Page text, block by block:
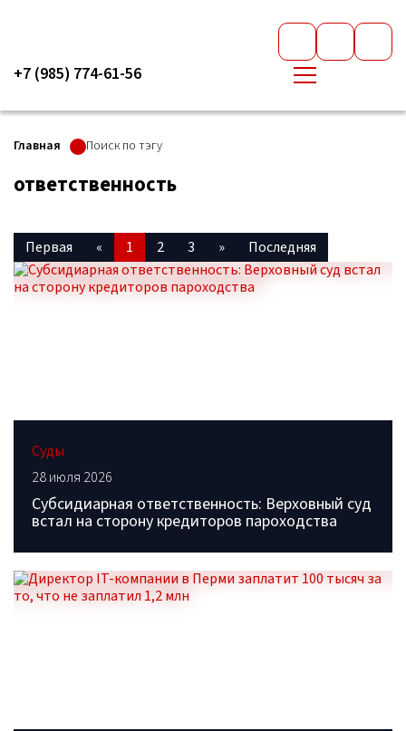
+7 (985) 774-61-56
Главная Поиск по тэгу
ответственность
Первая « 1 2 3 » Последняя
Суды
28 июля 2026
Субсидиарная ответственность: Верховный суд
встал на сторону кредиторов пароходства